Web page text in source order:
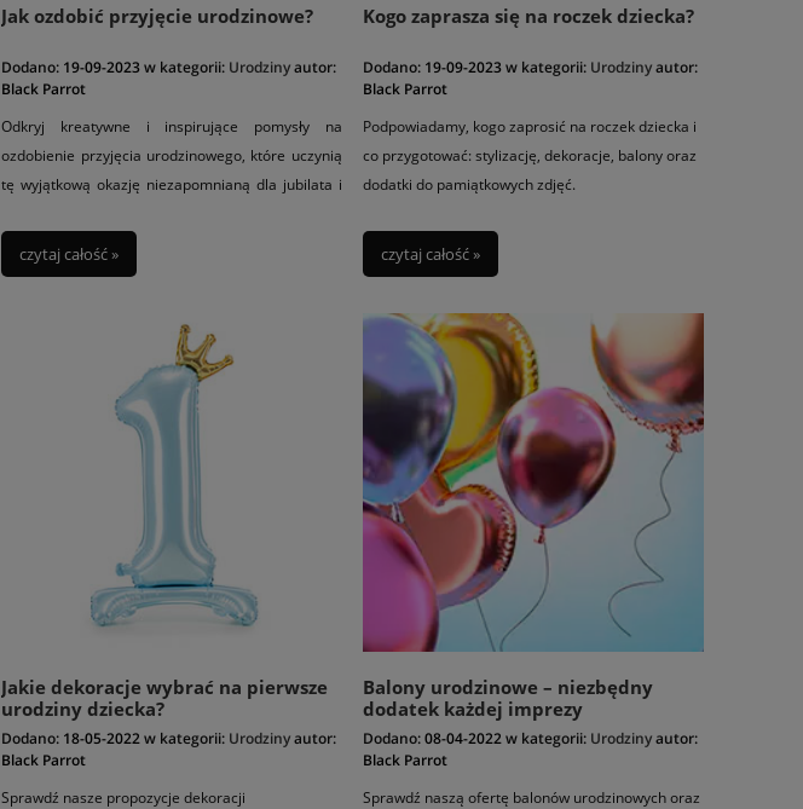
Jak ozdobić przyjęcie urodzinowe?
Dodano: 19-09-2023w kategorii: Urodzinyautor:
Black Parrot
Odkryj kreatywne i inspirujące pomysły na
ozdobienie przyjęcia urodzinowego, które uczynią
tę wyjątkową okazję niezapomnianą dla jubilata i
czytaj całość »
Kogo zaprasza się na roczek dziecka?
Dodano: 19-09-2023w kategorii: Urodzinyautor:
Black Parrot
Podpowiadamy, kogo zaprosić na roczek dziecka i
co przygotować: stylizację, dekoracje, balony oraz
dodatki do pamiątkowych zdjęć.
czytaj całość »
Jakie dekoracje wybrać na pierwsze
urodziny dziecka?
Dodano: 18-05-2022w kategorii: Urodzinyautor:
Black Parrot
Sprawdź nasze propozycje dekoracji
Balony urodzinowe – niezbędny
dodatek każdej imprezy
Dodano:08-04-2022w kategorii: Urodzinyautor:
Black Parrot
Sprawdź naszą ofertę balonów urodzinowych oraz